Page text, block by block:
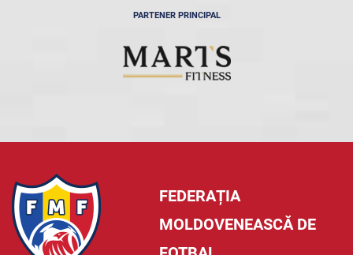
PARTENER PRINCIPAL
FEDERAȚIA
MOLDOVENEASCĂ DE